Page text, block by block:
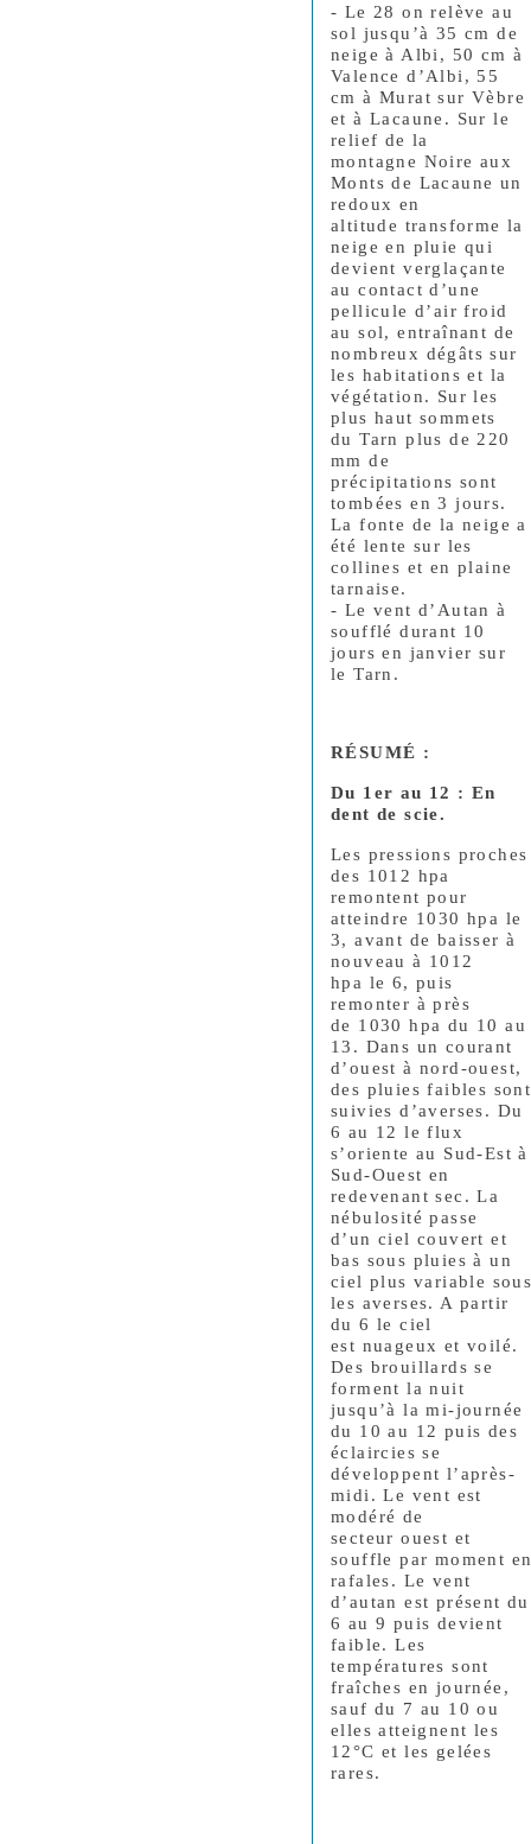
- Le 28 on relève au
sol jusqu’à 35 cm de
neige à Albi, 50 cm à
Valence d’Albi, 55
cm à Murat sur Vèbre
et à Lacaune. Sur le
relief de la
montagne Noire aux
Monts de Lacaune un
redoux en
altitude transforme la
neige en pluie qui
devient verglaçante
au contact d’une
pellicule d’air froid
au sol, entraînant de
nombreux dégâts sur
les habitations et la
végétation. Sur les
plus haut sommets
du Tarn plus de 220
mm de
précipitations sont
tombées en 3 jours.
La fonte de la neige a
été lente sur les
collines et en plaine
tarnaise.
- Le vent d’Autan à
soufflé durant 10
jours en janvier sur
le Tarn.
RÉSUMÉ :
Du 1er au 12 : En
dent de scie.
Les pressions proches
des 1012 hpa
remontent pour
atteindre 1030 hpa le
3, avant de baisser à
nouveau à 1012
hpa le 6, puis
remonter à près
de 1030 hpa du 10 au
13. Dans un courant
d’ouest à nord-ouest,
des pluies faibles sont
suivies d’averses. Du
6 au 12 le flux
s’oriente au Sud-Est à
Sud-Ouest en
redevenant sec. La
nébulosité passe
d’un ciel couvert et
bas sous pluies à un
ciel plus variable
les averses. A partir
du 6 le ciel
est nuageux et voilé.
Des brouillards se
forment la nuit
jusqu’à la mi-journée
du 10 au 12 puis des
éclaircies se
développent l’après-
midi. Le vent est
modéré de
secteur ouest et
souffle par moment
rafales. Le vent
d’autan est présent du
6 au 9 puis devient
faible. Les
températures sont
fraîches en journée,
sauf du 7 au 10 ou
elles atteignent les
12°C et les gelées
rares.